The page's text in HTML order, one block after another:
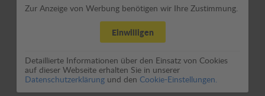
Zur Anzeige von Werbung benötigen wir Ihre Zustimmung.
Einwilligen
Detaillierte Informationen über den Einsatz von Cookies
auf dieser Webseite erhalten Sie in unserer
Datenschutzerklärung und den Cookie-Einstellungen.